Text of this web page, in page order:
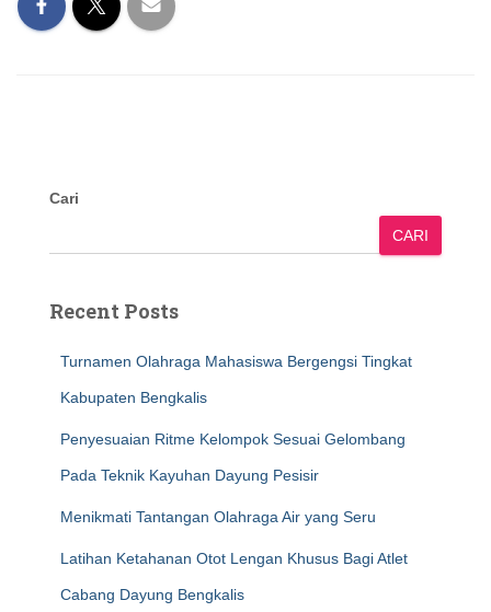
Cari
CARI
Recent Posts
Turnamen Olahraga Mahasiswa Bergengsi Tingkat
Kabupaten Bengkalis
Penyesuaian Ritme Kelompok Sesuai Gelombang
Pada Teknik Kayuhan Dayung Pesisir
Menikmati Tantangan Olahraga Air yang Seru
Latihan Ketahanan Otot Lengan Khusus Bagi Atlet
Cabang Dayung Bengkalis